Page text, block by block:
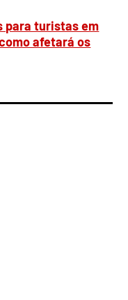
para turistas em
afetará os